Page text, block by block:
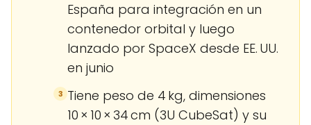
España para integración en un
contenedor orbital y luego
lanzado por SpaceX desde EE. UU.
en junio
3 Tiene peso de 4 kg, dimensiones
10 × 10 × 34 cm (3U CubeSat) y su